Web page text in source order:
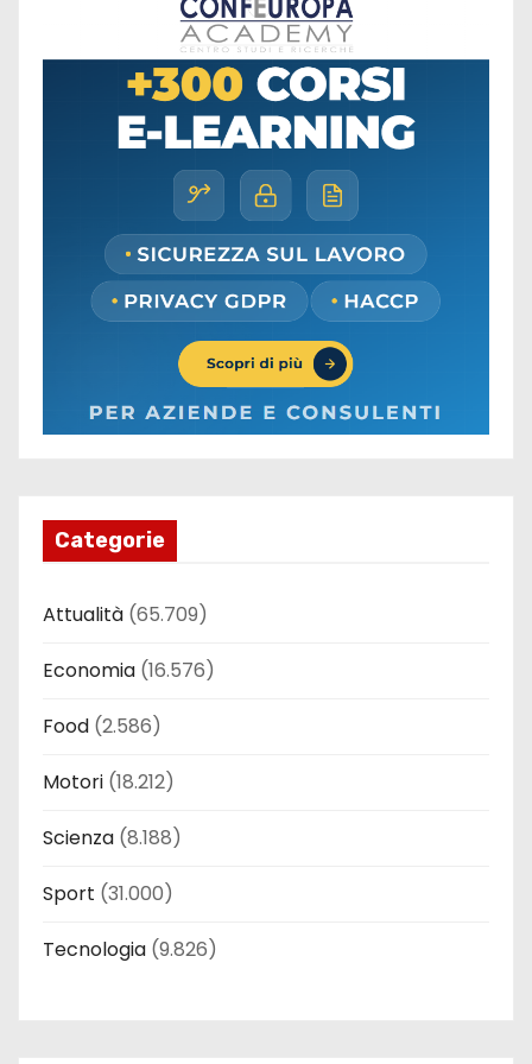
Categorie
Attualità (65.709)
Economia (16.576)
Food (2.586)
Motori (18.212)
Scienza (8.188)
Sport (31.000)
Tecnologia (9.826)